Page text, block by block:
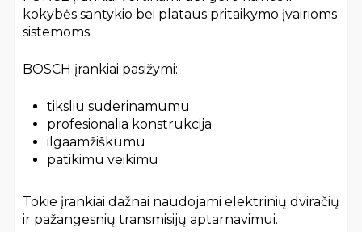
kokybės santykio bei plataus pritaikymo įvairioms
sistemoms.
BOSCH įrankiai pasižymi:
tiksliu suderinamumu
profesionalia konstrukcija
ilgaamžiškumu
patikimu veikimu
Tokie įrankiai dažnai naudojami elektrinių dviračių
ir pažangesnių transmisijų aptarnavimui.